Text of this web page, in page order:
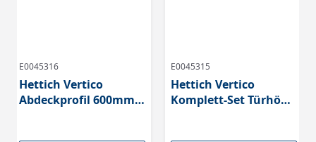
E0045316
Hettich Vertico
Abdeckprofil 600mm
E0045315
Hettich Vertico
Komplett-Set Türhöhe